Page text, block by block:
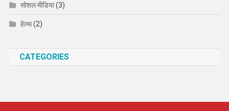
सोशल मीडिया(3)
हेल्थ(2)
CATEGORIES